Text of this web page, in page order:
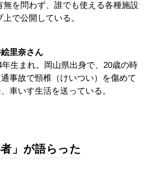
無を問わず、誰でも使える各種施設
で公開している。
里奈さん
年生まれ。岡山県出身で、20歳の時
事故で頸椎（けいつい）を傷めて
車いす生活を送っている。
」が語らった